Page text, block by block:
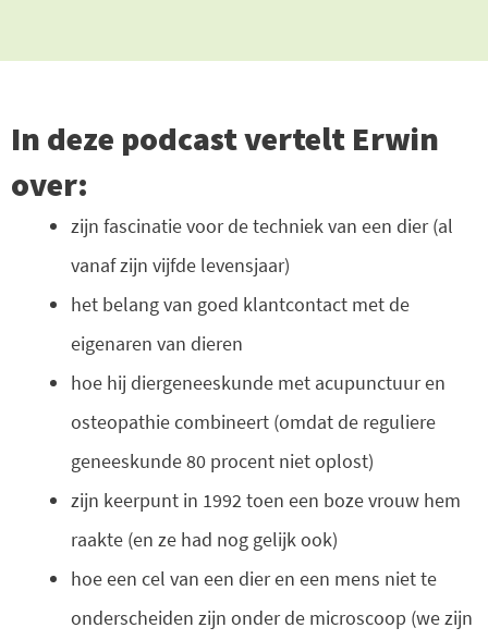
In deze podcast vertelt Erwin
over:
zijn fascinatie voor de techniek van een dier (al
vanaf zijn vijfde levensjaar)
het belang van goed klantcontact met de
eigenaren van dieren
hoe hij diergeneeskunde met acupunctuur en
osteopathie combineert (omdat de reguliere
geneeskunde 80 procent niet oplost)
zijn keerpunt in 1992 toen een boze vrouw hem
raakte (en ze had nog gelijk ook)
hoe een cel van een dier en een mens niet te
onderscheiden zijn onder de microscoop (we zijn